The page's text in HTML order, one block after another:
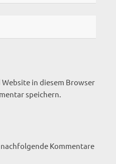
Website in diesem Browser
speichern.
Kommentare